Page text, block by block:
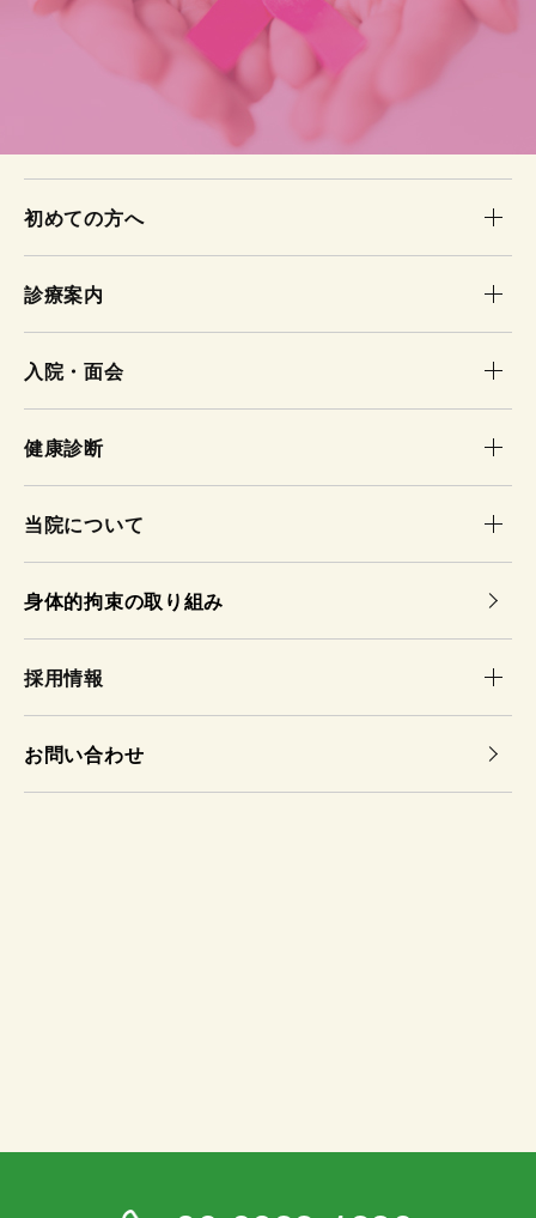
初めての方へ
診療案内
入院・面会
健康診断
当院について
身体的拘束の取り組み
採用情報
お問い合わせ